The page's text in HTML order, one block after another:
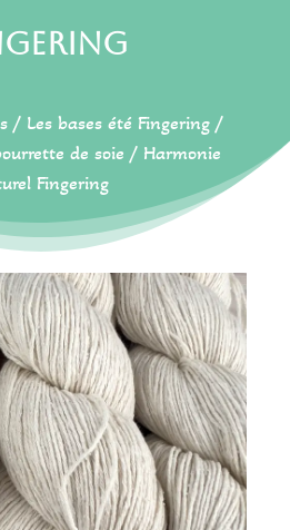
/ Les bases été Fingering /
de soie / Harmonie
Fingering